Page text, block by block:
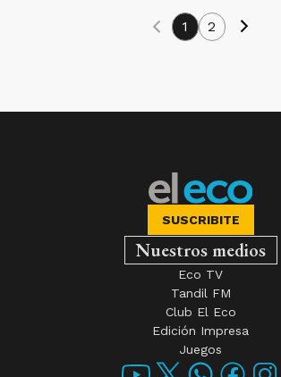
SUSCRIBITE
Nuestros medios
Eco TV
Tandil FM
Club El Eco
Edición Impresa
Juegos